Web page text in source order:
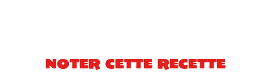
Noter cette recette